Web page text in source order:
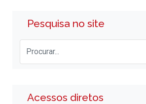
Pesquisa no site
Acessos diretos